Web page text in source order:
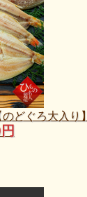
どぐろ大入り】